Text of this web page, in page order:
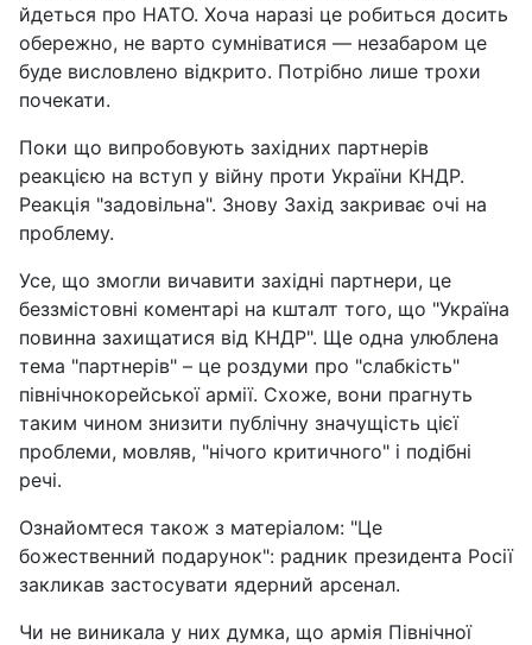
йдеться про НАТО. Хоча наразі це робиться досить
обережно, не варто сумніватися — незабаром це
буде висловлено відкрито. Потрібно лише трохи
почекати.
Поки що випробовують західних партнерів
реакцією на вступ у війну проти України КНДР.
Реакція "задовільна". Знову Захід закриває очі на
проблему.
Усе, що змогли вичавити західні партнери, це
беззмістовні коментарі на кшталт того, що "Україна
повинна захищатися від КНДР". Ще одна улюблена
тема "партнерів" – це роздуми про "слабкість"
північнокорейської армії. Схоже, вони прагнуть
таким чином знизити публічну значущість цієї
проблеми, мовляв, "нічого критичного" і подібні
речі.
Ознайомтеся також з матеріалом: "Це
божественний подарунок": радник президента Росії
закликав застосувати ядерний арсенал.
Чи не виникала у них думка, що армія Північної